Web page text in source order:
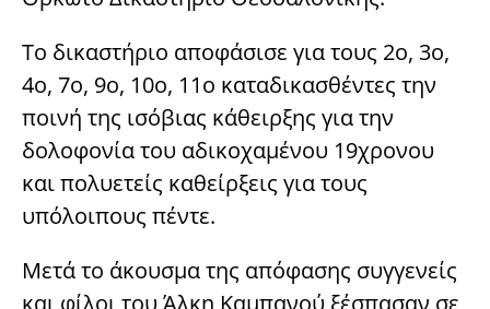
Το δικαστήριο αποφάσισε για τους 2ο, 3ο,
4ο, 7ο, 9ο, 10ο, 11ο καταδικασθέντες την
ποινή της ισόβιας κάθειρξης για την
δολοφονία του αδικοχαμένου 19χρονου
και πολυετείς καθείρξεις για τους
υπόλοιπους πέντε.
Μετά το άκουσμα της απόφασης συγγενείς